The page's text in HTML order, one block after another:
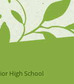
High School